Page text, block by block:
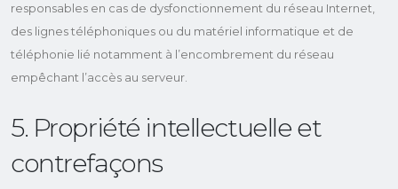
responsables en cas de dysfonctionnement du réseau Internet,
des lignes téléphoniques ou du matériel informatique et de
téléphonie lié notamment à l’encombrement du réseau
empêchant l’accès au serveur.
5. Propriété intellectuelle et
contrefaçons